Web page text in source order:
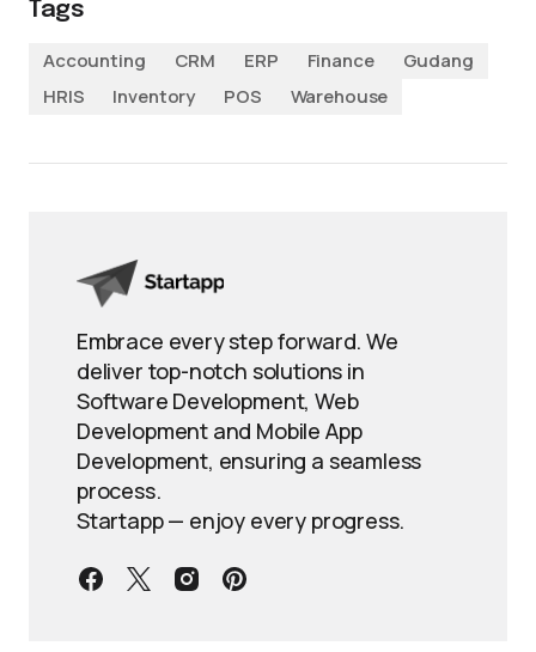
Tags
Accounting
CRM ERP Finance
Gudang
HRIS
Inventory POS Warehouse
Embrace every step forward. We
deliver top-notch solutions in
Software Development, Web
Development and Mobile App
Development, ensuring a seamless
process.
Startapp — enjoy every progress.